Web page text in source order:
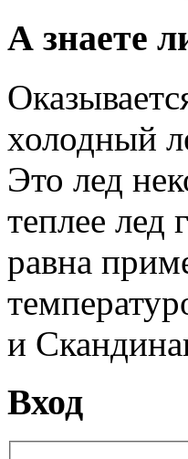
А знаете
холодный
Это лед
теплее лед
равна
и
Вход